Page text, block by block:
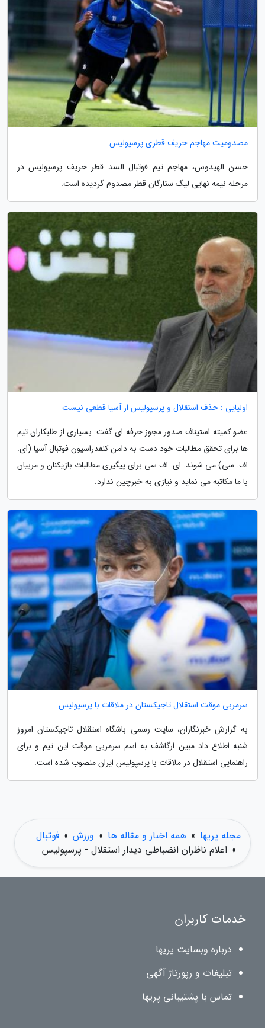
مصدومیت مهاجم حریف قطری پرسپولیس
حسن الهیدوس، مهاجم تیم فوتبال السد قطر حریف پرسپولیس در
مرحله نیمه نهایی لیگ ستارگان قطر مصدوم گردیده است.
اولیایی : حذف استقلال و پرسپولیس از آسیا قطعی نیست
عضو کمیته استیناف صدور مجوز حرفه ای گفت: بسیاری از طلبکاران تیم
ها برای تحقق مطالبات خود دست به دامن کنفدراسیون فوتبال آسیا (ای.
اف. سی) می شوند. ای. اف سی برای پیگیری مطالبات بازیکنان و مربیان
با ما مکاتبه می نماید و نیازی به خبرچین ندارد.
سرمربی موقت استقلال تاجیکستان در ملاقات با پرسپولیس
به گزارش خبرنگاران، سایت رسمی باشگاه استقلال تاجیکستان امروز
شنبه اطلاع داد مبین ارگاشف به اسم سرمربی موقت این تیم و برای
راهنمایی استقلال در ملاقات با پرسپولیس ایران منصوب شده است.
مجله پریها » همه اخبار و مقاله ها » ورزش » فوتبال
» اعلام ناظران انضباطی دیدار استقلال - پرسپولیس
خدمات کاربران
درباره وبسایت پریها
تبلیغات و رپورتاژ آگهی
تماس با پشتیبانی پریها